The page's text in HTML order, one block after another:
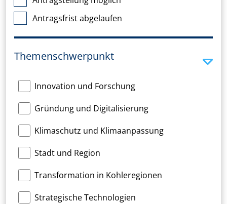
Antragsfrist abgelaufen
Themenschwerpunkt
Innovation und Forschung
Gründung und Digitalisierung
Klimaschutz und Klimaanpassung
Stadt und Region
Transformation in Kohleregionen
Strategische Technologien